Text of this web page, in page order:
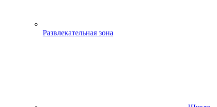
Развлекательная зона